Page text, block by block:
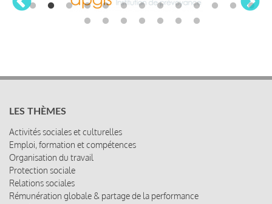
LES THÈMES
Activités sociales et culturelles
Emploi, formation et compétences
Organisation du travail
Protection sociale
Relations sociales
Rémunération globale & partage de la performance